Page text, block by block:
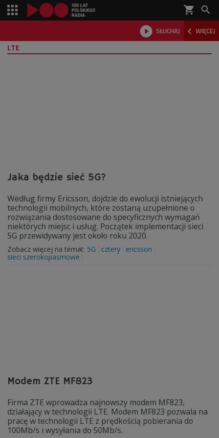
shopping_cart 
 SŁUCHAJ  WIĘCEJ

LTE
Jaka będzie sieć 5G?
Według firmy Ericsson, dojdzie do ewolucji istniejących
technologii mobilnych, które zostaną uzupełnione o
rozwiązania dostosowane do specyficznych wymagań
niektórych miejsc i usług. Początek implementacji sieci
5G przewidywany jest około roku 2020.
Zobacz więcej na temat: 5G cztery
ericsson
sieci szerokopasmowe
Modem ZTE MF823
Firma ZTE wprowadza najnowszy modem MF823,
działający w technologii LTE. Modem MF823 pozwala na
pracę w technologii LTE z prędkością pobierania do
100Mb/s i wysyłania do 50Mb/s.